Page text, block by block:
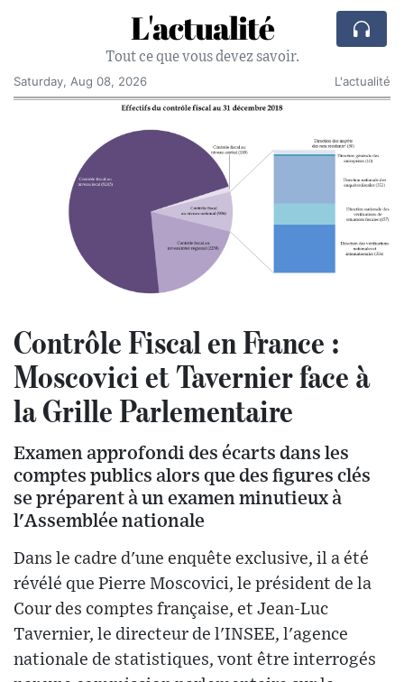
L'actualité
Tout ce que vous devez savoir.
Saturday, Aug 08, 2026
L'actualité
Contrôle Fiscal en France :
Moscovici et Tavernier face à
la Grille Parlementaire
Examen approfondi des écarts dans les
comptes publics alors que des figures clés
se préparent à un examen minutieux à
l'Assemblée nationale
Dans le cadre d'une enquête exclusive, il a été
révélé que Pierre Moscovici, le président de la
Cour des comptes française, et Jean-Luc
Tavernier, le directeur de l'INSEE, l'agence
nationale de statistiques, vont être interrogés